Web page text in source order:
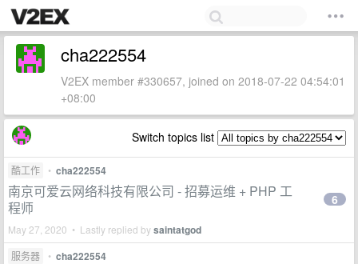
cha222554
V2EX member #330657, joined on 2018-07-22 04:54:01
+08:00
Switch topics list
酷工作 • cha222554
南京可爱云网络科技有限公司 - 招募运维 + PHP 工
程师
May 27, 2020 • Lastly replied bysaintatgod
6
服务器 • cha222554